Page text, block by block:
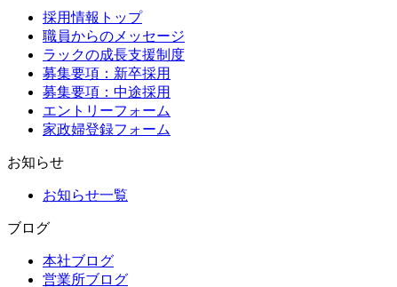
採用情報トップ
職員からのメッセージ
ラックの成長支援制度
募集要項：新卒採用
募集要項：中途採用
エントリーフォーム
家政婦登録フォーム
お知らせ
お知らせ一覧
ブログ
本社ブログ
営業所ブログ